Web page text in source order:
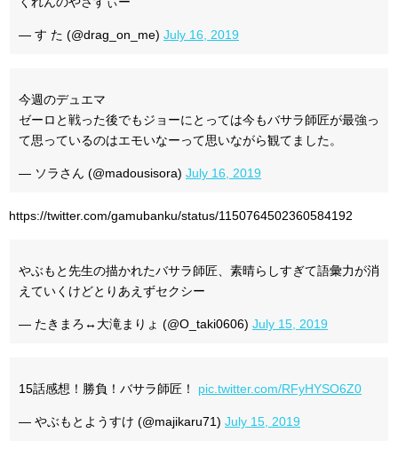
— す た (@drag_on_me) July 16, 2019
今週のデュエマ
ゼーロと戦った後でもジョーにとっては今もバサラ師匠が最強っ
て思っているのはエモいなーって思いながら観てました。
— ソラさん (@madousisora) July 16, 2019
https://twitter.com/gamubanku/status/1150764502360584192
やぶもと先生の描かれたバサラ師匠、素晴らしすぎて語彙力が消
えていくけどとりあえずセクシー
— たきまろ↔大滝まりょ (@O_taki0606) July 15, 2019
15話感想！勝負！バサラ師匠！ pic.twitter.com/RFyHYSO6Z0
— やぶもとようすけ (@majikaru71) July 15, 2019